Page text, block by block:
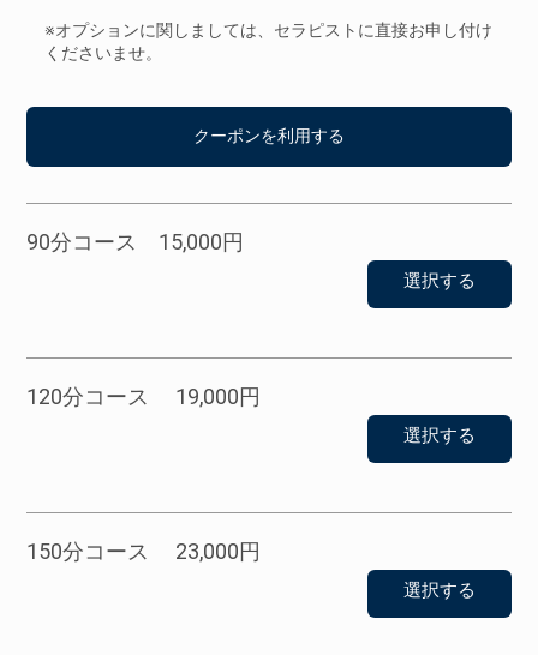
※オプションに関しましては、セラピストに直接お申し付け
くださいませ。
クーポンを利用する
90分コース 15,000円
選択する
120分コース 19,000円
選択する
150分コース 23,000円
選択する